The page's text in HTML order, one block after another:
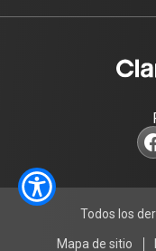
Términos y Condiciones
Música
Todos los
Mapa de sitio